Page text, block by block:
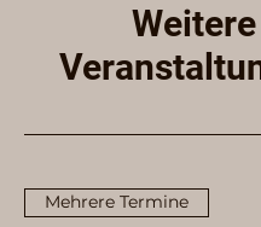
Weitere
Mehrere Termine